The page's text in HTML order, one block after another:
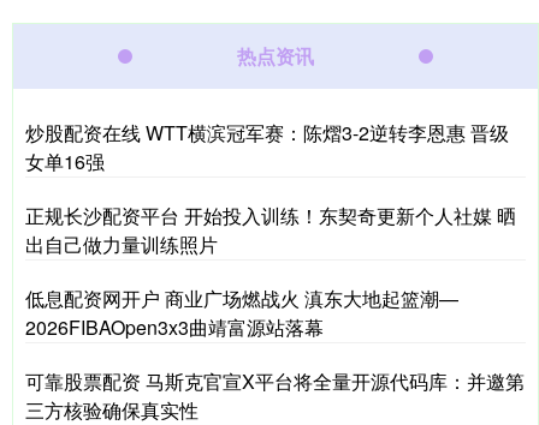
热点资讯
炒股配资在线 WTT横滨冠军赛：陈熠3-2逆转李恩惠 晋级
女单16强
正规长沙配资平台 开始投入训练！东契奇更新个人社媒 晒
出自己做力量训练照片
低息配资网开户 商业广场燃战火 滇东大地起篮潮—
2026FIBAOpen3x3曲靖富源站落幕
可靠股票配资 马斯克官宣X平台将全量开源代码库：并邀第
三方核验确保真实性